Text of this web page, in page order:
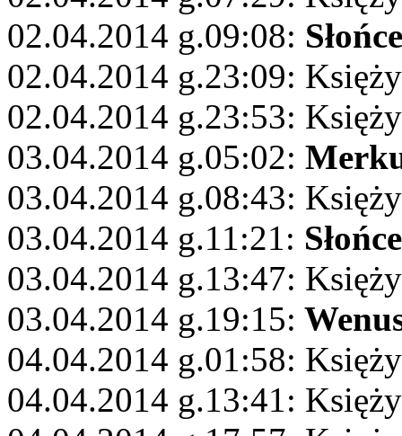
02.04.2014 g.09:08: Słońce
02.04.2014 g.23:09:
02.04.2014 g.23:53:
03.04.2014 g.05:02:
03.04.2014 g.08:43:
03.04.2014 g.11:21: Słońce
03.04.2014 g.13:47:
03.04.2014 g.19:15:
04.04.2014 g.01:58:
04.04.2014 g.13:41: